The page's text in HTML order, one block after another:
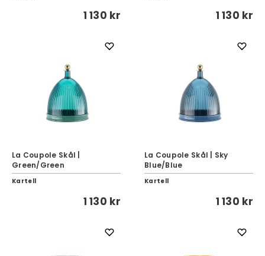
1 130 kr 1 130 kr
La Coupole Skål |
Green/Green
Kartell
1 130 kr
La Coupole Skål | Sky
Blue/Blue
Kartell
1 130 kr